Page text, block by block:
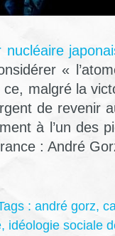
nucléaire
«
malgré la
de revenir
à l’un des
: André
: andré gorz,
, idéologie sociale